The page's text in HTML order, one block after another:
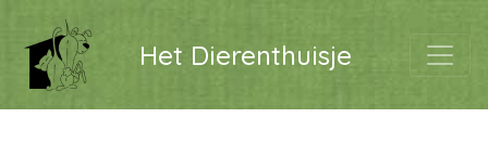
Het Dierenthuisje